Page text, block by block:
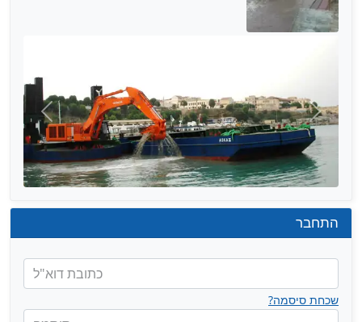
הקודם הבא
התחבר
כתובת דוא"ל
שכחת סיסמה?